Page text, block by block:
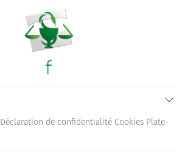
Déclaration de confidentialité Cookies Plate-